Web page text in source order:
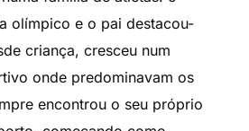
olímpico e o pai destacou-
criança, cresceu num
onde predominavam os
encontrou o seu próprio